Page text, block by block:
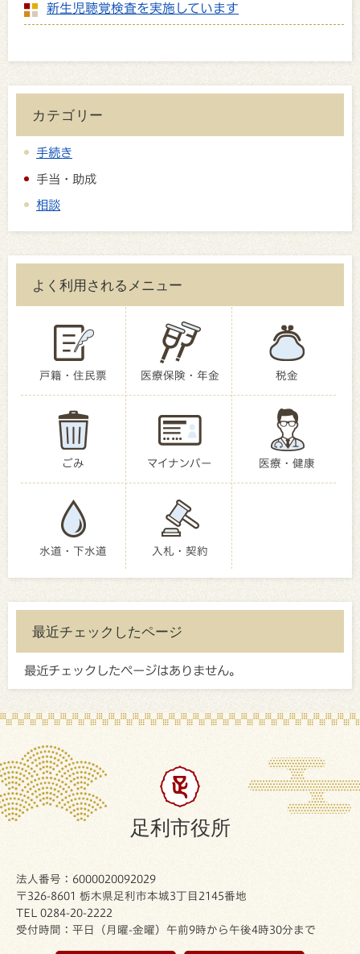
新生児聴覚検査を実施しています
カテゴリー
手続き
手当・助成
相談
よく利用されるメニュー
戸籍・住民票 医療保険・年金 税金
ごみ マイナンバー 医療・健康
水道・下水道 入札・契約
最近チェックしたページ
最近チェックしたページはありません。
足利市役所
法人番号：6000020092029
〒326-8601 栃木県足利市本城3丁目2145番地
TEL 0284-20-2222
受付時間：平日（月曜-金曜）午前9時から午後4時30分まで